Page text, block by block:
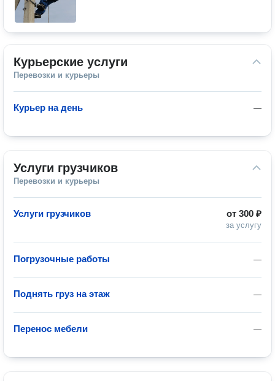
Курьерские услуги
Перевозки и курьеры
—
Курьер на день
Услуги грузчиков
Перевозки и курьеры
от 300 ₽
за услугу
Услуги грузчиков
—
Погрузочные работы
—
Поднять груз на этаж
—
Перенос мебели